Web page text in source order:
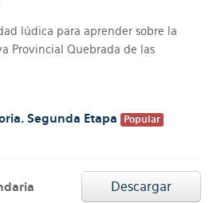
lúdica para aprender sobre la
Provincial Quebrada de las
Segunda Etapa
Popular
Descargar